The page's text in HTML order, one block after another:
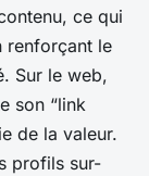
ce qui
renforçant le
Sur le web,
son “link
de la valeur.
profils sur-